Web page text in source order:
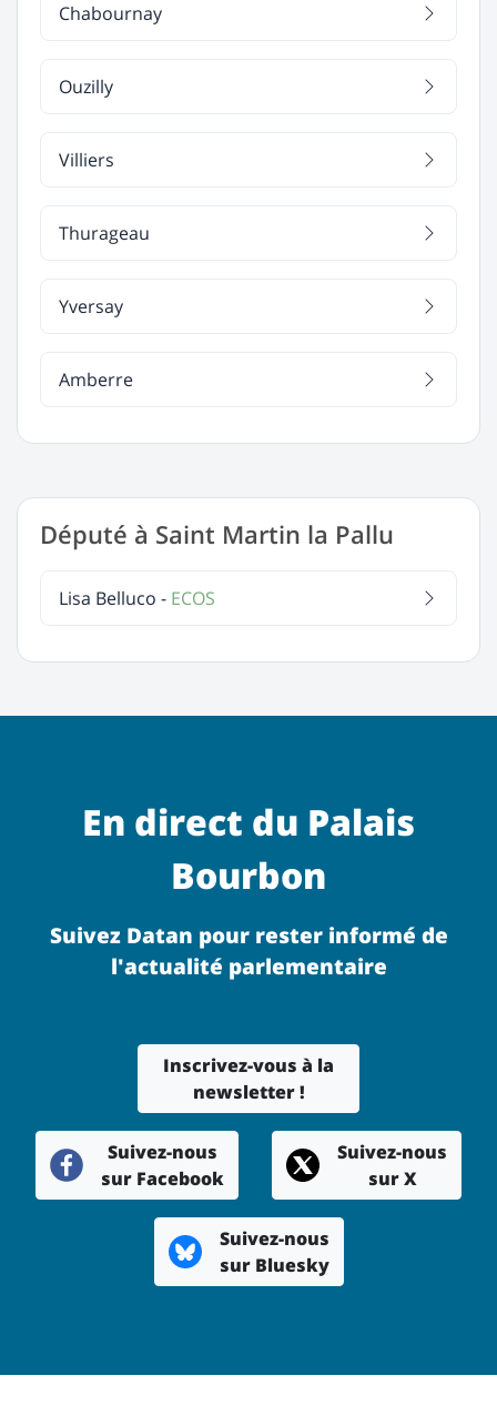
Chabournay
Ouzilly
Villiers
Thurageau
Yversay
Amberre
Député à Saint Martin la Pallu
Lisa Belluco - ECOS
En direct du Palais
Bourbon
Suivez Datan pour rester informé de
l'actualité parlementaire
Inscrivez-vous à la
newsletter !
Suivez-nous
sur Facebook
Suivez-nous
sur X
Suivez-nous
sur Bluesky